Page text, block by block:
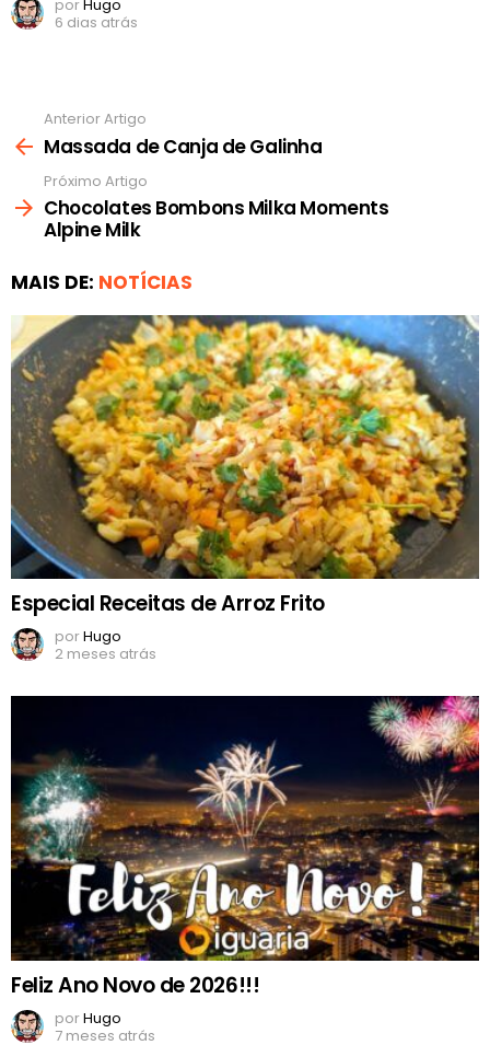
porHugo
6 dias atrás
mais
Anterior Artigo
Massada de Canja de Galinha
Próximo Artigo
Chocolates Bombons Milka Moments
Alpine Milk
MAIS DE: NOTÍCIAS
Especial Receitas de Arroz Frito
porHugo
2 meses atrás
Feliz Ano Novo de 2026!!!
porHugo
7 meses atrás